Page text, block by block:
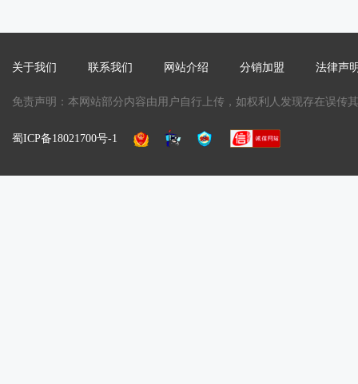
关于我们 联系我们 网站介绍 分销加盟 法律声
免责声明：本网站部分内容由用户自行上传，如权利人发现存在误
蜀ICP备18021700号-1